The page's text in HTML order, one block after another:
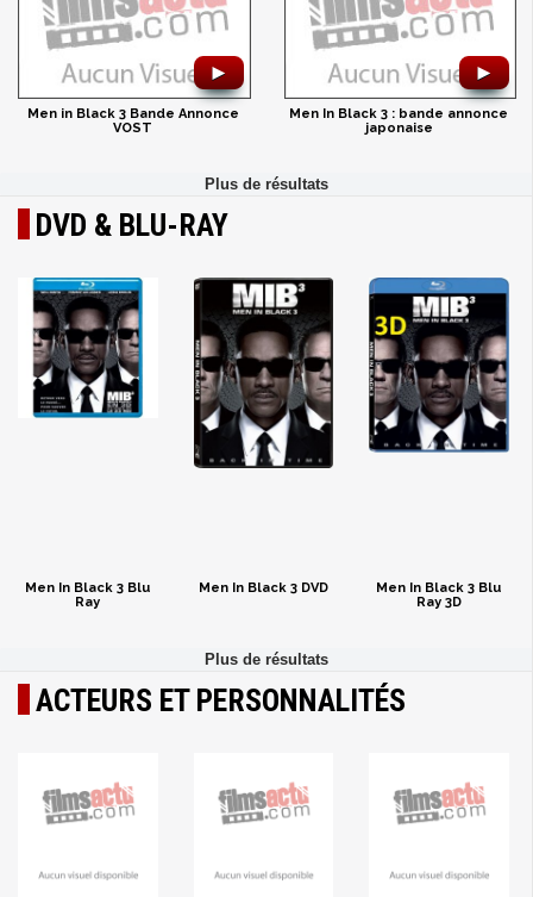
►
Men in Black 3 Bande Annonce
VOST
►
Men In Black 3 : bande annonce
japonaise
DVD & BLU-RAY
Men In Black 3 Blu
Ray
Men In Black 3 DVD
Men In Black 3 Blu
Ray 3D
ACTEURS ET PERSONNALITÉS